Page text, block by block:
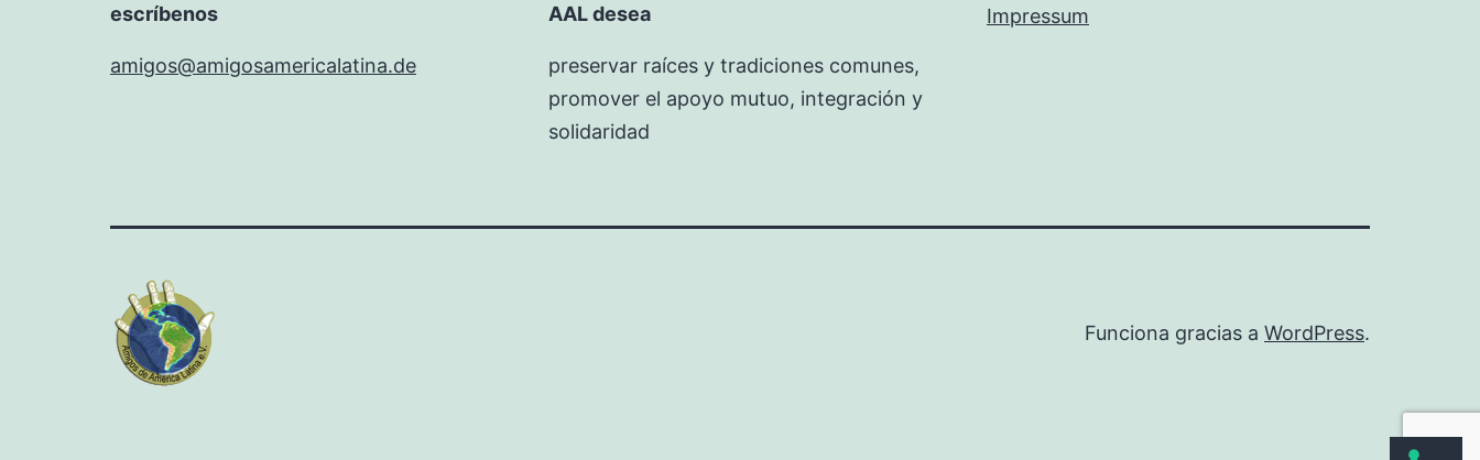
escríbenos
amigos@amigosamericalatina.de
AAL desea
preservar raíces y tradiciones comunes,
promover el apoyo mutuo, integración y
solidaridad
Impressum
Funciona gracias a WordPress.